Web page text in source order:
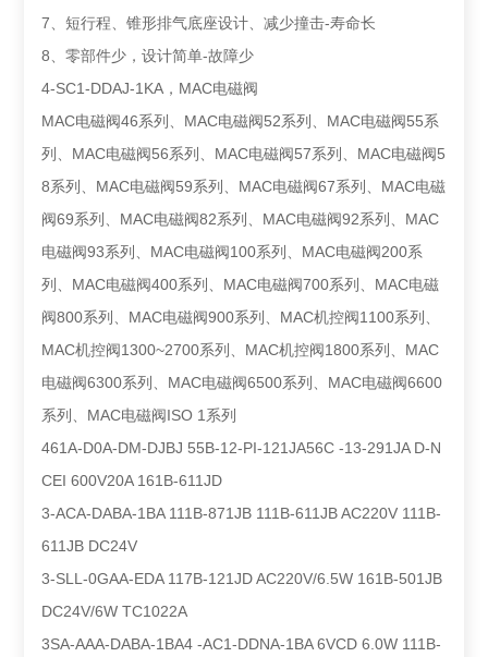
7、短行程、锥形排气底座设计、减少撞击-寿命长
8、零部件少，设计简单-故障少
4-SC1-DDAJ-1KA，MAC电磁阀
MAC电磁阀46系列、MAC电磁阀52系列、MAC电磁阀55系
列、MAC电磁阀56系列、MAC电磁阀57系列、MAC电磁阀5
8系列、MAC电磁阀59系列、MAC电磁阀67系列、MAC电磁
阀69系列、MAC电磁阀82系列、MAC电磁阀92系列、MAC
电磁阀93系列、MAC电磁阀100系列、MAC电磁阀200系
列、MAC电磁阀400系列、MAC电磁阀700系列、MAC电磁
阀800系列、MAC电磁阀900系列、MAC机控阀1100系列、
MAC机控阀1300~2700系列、MAC机控阀1800系列、MAC
电磁阀6300系列、MAC电磁阀6500系列、MAC电磁阀6600
系列、MAC电磁阀ISO 1系列
461A-D0A-DM-DJBJ 55B-12-PI-121JA56C -13-291JA D-N
CEI 600V20A 161B-611JD
3-ACA-DABA-1BA 111B-871JB 111B-611JB AC220V 111B-
611JB DC24V
3-SLL-0GAA-EDA 117B-121JD AC220V/6.5W 161B-501JB
DC24V/6W TC1022A
3SA-AAA-DABA-1BA4 -AC1-DDNA-1BA 6VCD 6.0W 111B-